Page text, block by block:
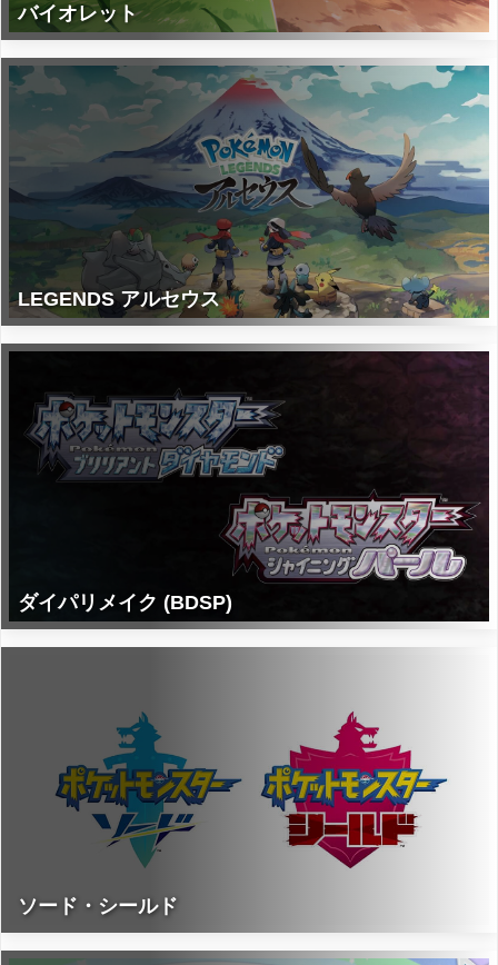
バイオレット
LEGENDS アルセウス
ダイパリメイク (BDSP)
ソード・シールド